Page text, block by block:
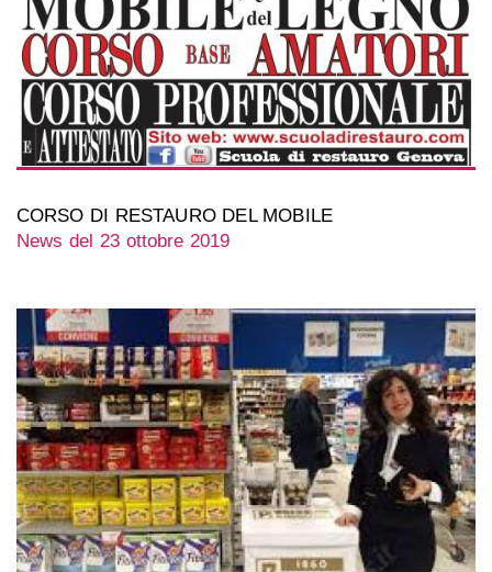
CORSO DI RESTAURO DEL MOBILE
News del 23 ottobre 2019